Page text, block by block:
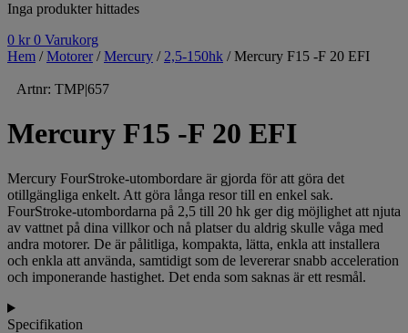
Inga produkter hittades
0 kr 0 Varukorg
Hem /Motorer /Mercury / 2,5-150hk / Mercury F15 -F 20 EFI
Artnr: TMP|657
Mercury F15 -F 20 EFI
Mercury FourStroke-utombordare är gjorda för att göra det
otillgängliga enkelt. Att göra långa resor till en enkel sak.
FourStroke-utombordarna på 2,5 till 20 hk ger dig möjlighet att njuta
av vattnet på dina villkor och nå platser du aldrig skulle våga med
andra motorer. De är pålitliga, kompakta, lätta, enkla att installera
och enkla att använda, samtidigt som de levererar snabb acceleration
och imponerande hastighet. Det enda som saknas är ett resmål.
Specifikation